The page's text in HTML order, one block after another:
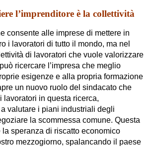
l’imprenditore è la collettività
consente alle imprese di mettere in
i lavoratori di tutto il mondo, ma nel
di lavoratori che vuole valorizzare
ricercare l’impresa che meglio
esigenze e alla propria formazione
un nuovo ruolo del sindacato che
lavoratori in questa ricerca,
valutare i piani industriali degli
la scommessa comune. Questa
la speranza di riscatto economico
mezzogiorno, spalancando il paese